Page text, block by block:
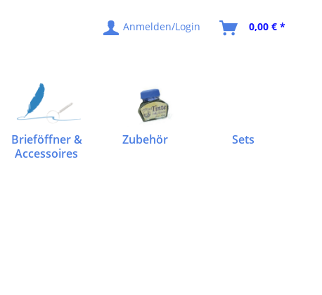
Anmelden/Login 0,00 € *
Brieföffner &
Accessoires
Zubehör Sets